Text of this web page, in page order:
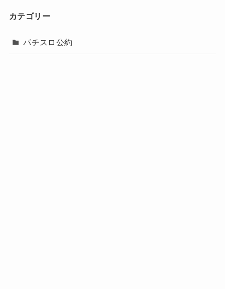
カテゴリー
パチスロ公約